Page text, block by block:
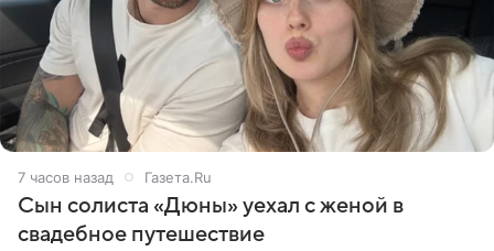
7 часов назад Газета.Ru
Сын солиста «Дюны» уехал с женой в
свадебное путешествие